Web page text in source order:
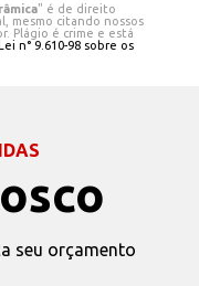
" é de direito
mesmo citando nossos
Plágio é crime e está
n° 9.610-98 sobre os
seu orçamento